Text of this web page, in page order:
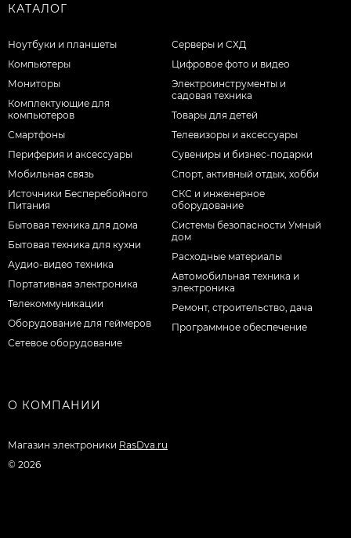
КАТАЛОГ
Ноутбуки и планшеты
Компьютеры
Мониторы
Комплектующие для
компьютеров
Смартфоны
Периферия и аксессуары
Мобильная связь
Источники Бесперебойного
Питания
Бытовая техника для дома
Бытовая техника для кухни
Аудио-видео техника
Портативная электроника
Телекоммуникации
Оборудование для геймеров
Сетевое оборудование
Серверы и СХД
Цифровое фото и видео
Электроинструменты и
садовая техника
Товары для детей
Телевизоры и аксессуары
Сувениры и бизнес-подарки
Спорт, активный отдых, хобби
СКС и инженерное
оборудование
Системы безопасности Умный
дом
Расходные материалы
Автомобильная техника и
электроника
Ремонт, строительство, дача
Программное обеспечение
О КОМПАНИИ
Магазин электроники RasDva.ru
© 2026